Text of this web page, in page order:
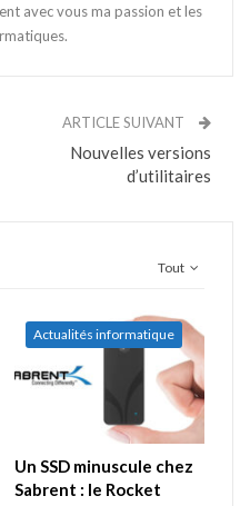
avec vous ma passion et les
ARTICLE SUIVANT
Nouvelles versions
d’utilitaires
Tout
Actualités informatique
Un SSD minuscule chez
Sabrent : le Rocket